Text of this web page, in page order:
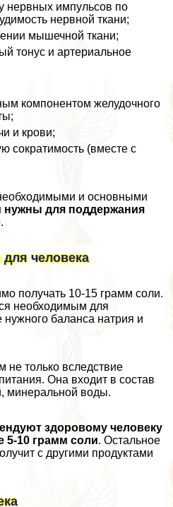
нервных импульсов по
нервной ткани;
мышечной ткани;
тонус и артериальное
компонентом желудочного
и крови;
сократимость (вместе с
и основными
нужны для поддержания
.
человека
получать 10-15 грамм соли.
необходимым для
баланса натрия и
не только вследствие
Она входит в состав
минеральной воды.
здоровому человеку
5-10 грамм соли. Остальное
с другими продуктами